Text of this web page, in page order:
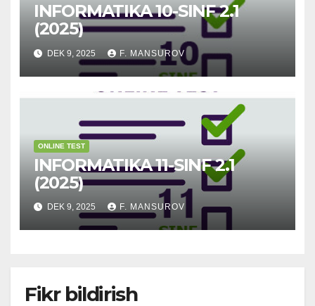
INFORMATIKA 10-SINF 2.1
(2025)
DEK 9, 2025 F. MANSUROV
ONLINE TEST
INFORMATIKA 11-SINF 2.1
(2025)
DEK 9, 2025 F. MANSUROV
Fikr bildirish